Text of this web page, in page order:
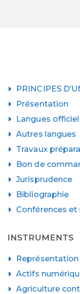
PRINCIPES
Présentation
Langues
Autres langues
Travaux
Bon de
Jurisprudence
Bibliographie
Conférences et
INSTRUMENTS
Représentation
Actifs
Agriculture